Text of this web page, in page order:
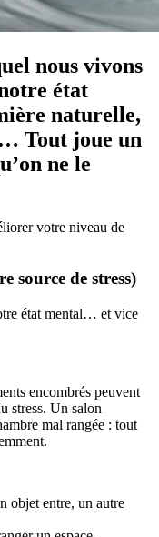
nous vivons
état
naturelle,
Tout joue un
ne le
votre niveau de
source de stress)
état mental… et vice
encombrés peuvent
stress. Un salon
mal rangée : tout
objet entre, un autre